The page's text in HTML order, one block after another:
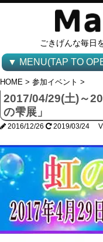
ごきげんな毎日
▼ MENU(TAP TO
HOME > 参加イベント >
2017/04/29(土)～
の雫展」
2016/12/26 2019/03/24